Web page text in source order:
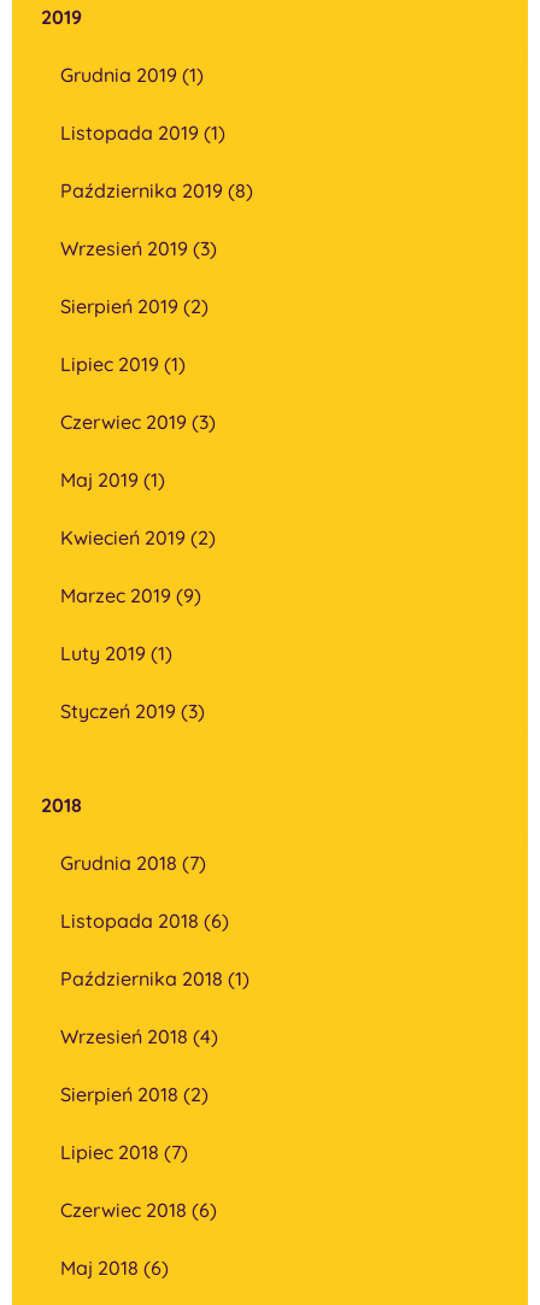
2019
Grudnia 2019 (1)
Listopada 2019 (1)
Października 2019 (8)
Wrzesień 2019 (3)
Sierpień 2019 (2)
Lipiec 2019 (1)
Czerwiec 2019 (3)
Maj 2019 (1)
Kwiecień 2019 (2)
Marzec 2019 (9)
Luty 2019 (1)
Styczeń 2019 (3)
2018
Grudnia 2018 (7)
Listopada 2018 (6)
Października 2018 (1)
Wrzesień 2018 (4)
Sierpień 2018 (2)
Lipiec 2018 (7)
Czerwiec 2018 (6)
Maj 2018 (6)